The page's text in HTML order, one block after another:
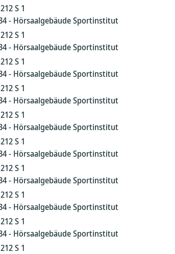
S 1
- Hörsaalgebäude Sportinstitut
S 1
- Hörsaalgebäude Sportinstitut
S 1
- Hörsaalgebäude Sportinstitut
S 1
- Hörsaalgebäude Sportinstitut
S 1
- Hörsaalgebäude Sportinstitut
S 1
- Hörsaalgebäude Sportinstitut
S 1
- Hörsaalgebäude Sportinstitut
S 1
- Hörsaalgebäude Sportinstitut
S 1
- Hörsaalgebäude Sportinstitut
S 1